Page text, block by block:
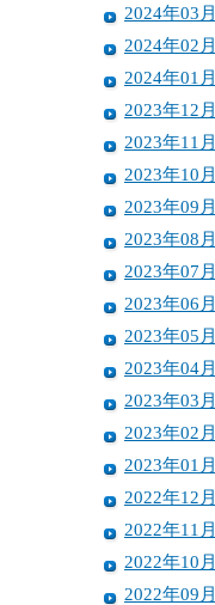
2024年03月
2024年02月
2024年01月
2023年12月
2023年11月
2023年10月
2023年09月
2023年08月
2023年07月
2023年06月
2023年05月
2023年04月
2023年03月
2023年02月
2023年01月
2022年12月
2022年11月
2022年10月
2022年09月